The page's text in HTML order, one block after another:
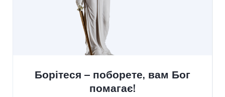
Борітеся – поборете, вам Бог
помагає!